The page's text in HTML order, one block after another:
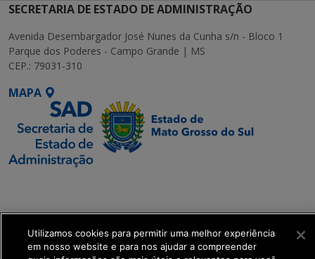
SECRETARIA DE ESTADO DE ADMINISTRAÇÃO
Avenida Desembargador José Nunes da Cunha s/n - Bloco 1
Parque dos Poderes - Campo Grande | MS
CEP.: 79031-310
MAPA
Transformação Digital
get_footer();
Utilizamos cookies para permitir uma melhor experiência
em nosso website e para nos ajudar a compreender